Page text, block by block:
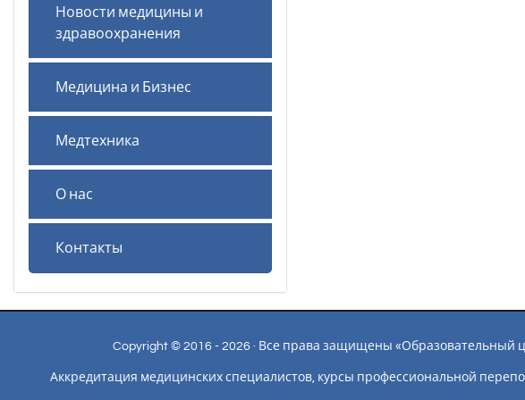
Новости медицины и
здравоохранения
Медицина и Бизнес
Медтехника
О нас
Контакты
Copyright © 2016 - 2026 · Все права защищены «Образовательный
Аккредитация медицинских специалистов, курсы профессиональной